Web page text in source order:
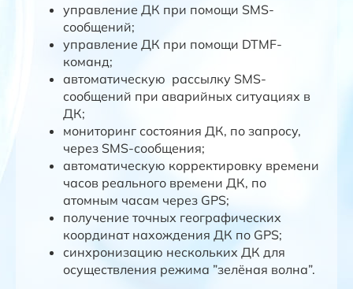
управление ДК при помощи SMS-
сообщений;
управление ДК при помощи DTMF-
команд;
автоматическую рассылку SMS-
сообщений при аварийных ситуациях в
ДК;
мониторинг состояния ДК, по запросу,
через SMS-сообщения;
автоматическую корректировку времени
часов реального времени ДК, по
атомным часам через GPS;
получение точных географических
координат нахождения ДК по GPS;
синхронизацию нескольких ДК для
осуществления режима ”зелёная волна”.